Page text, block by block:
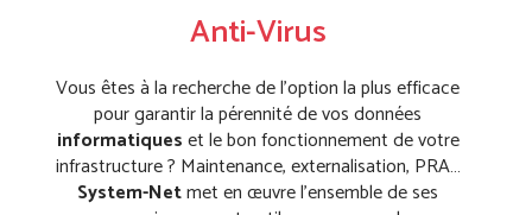
Anti-Virus
Vous êtes à la recherche de l’option la plus efficace
pour garantir la pérennité de vos données
informatiqueset le bon fonctionnement de votre
infrastructure ? Maintenance, externalisation, PRA…
System-Netmet en œuvre l’ensemble de ses